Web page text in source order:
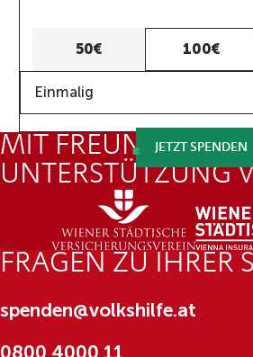
50€ 100€
Einmalig
JETZT SPENDEN
MIT FREUNDLICHER
UNTERSTÜTZUNG
FRAGEN ZU IHRER
spenden@volkshilfe.at
0800 4000 11